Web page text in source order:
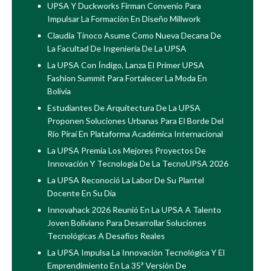
UPSA Y Duckworks Firman Convenio Para
Impulsar La Formación En Diseño Millwork
Claudia Tinoco Asume Como Nueva Decana De
La Facultad De Ingeniería De La UPSA
La UPSA Con Índigo, Lanza El Primer UPSA
Fashion Summit Para Fortalecer La Moda En
Bolivia
Estudiantes De Arquitectura De La UPSA
Proponen Soluciones Urbanas Para El Borde Del
Río Piraí En Plataforma Académica Internacional
La UPSA Premia Los Mejores Proyectos De
Innovación Y Tecnología De La TecnoUPSA 2026
La UPSA Reconoció La Labor De Su Plantel
Docente En Su Día
Innovahack 2026 Reunió En La UPSA A Talento
Joven Boliviano Para Desarrollar Soluciones
Tecnológicas A Desafíos Reales
La UPSA Impulsa La Innovación Tecnológica Y El
Emprendimiento En La 35ª Versión De